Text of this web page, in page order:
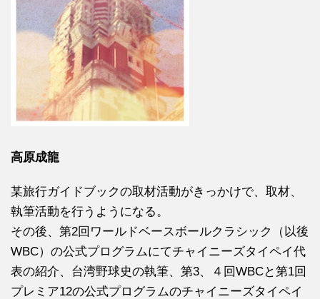
高原成龍
某旅行ガイドブックの取材活動がきっかけで、取材、
執筆活動を行うようになる。
その後、第2回ワールドベースボールクラシック（以後
WBC）の公式プログラムにてチャイニーズタイペイ代
表の紹介、台湾野球史の執筆、第3、４回WBCと第1回
プレミア12の公式プログラムのチャイニーズタイペイ